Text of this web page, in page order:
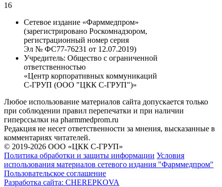
16
Сетевое издание «Фарммедпром»
(зарегистрировано Роскомнадзором,
регистрационный номер серия
Эл № ФС77-76231 от 12.07.2019)
Учредитель: Общество с ограниченной
ответственностью
«Центр корпоративных коммуникаций
С-ГРУП (ООО "ЦКК С-ГРУП")»
Любое использование материалов сайта допускается только
при соблюдении правил перепечатки и при наличии
гиперссылки на pharmmedprom.ru
Редакция не несет ответственности за мнения, высказанные в
комментариях читателей.
© 2019-2026 ООО «ЦКК С-ГРУП»
Политика обработки и защиты информации Условия
использования материалов сетевого издания "Фарммедпром"
Пользовательское соглашение
Разработка сайта: CHEREPKOVA